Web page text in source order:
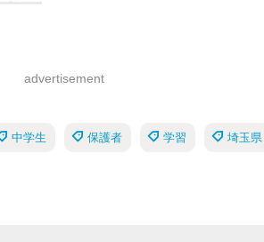
advertisement
中学生 保護者 学習 埼玉県